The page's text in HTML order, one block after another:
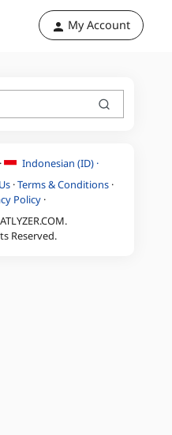
My Account
Indonesian (ID) ·
·Terms & Conditions ·
Policy·
Reserved.